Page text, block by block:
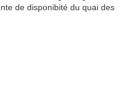
de disponibité du quai des